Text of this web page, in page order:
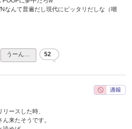
なんて普遍だし現代にピッタリだしな（嘲
うーん… 52
ースした時、
来たそうです。